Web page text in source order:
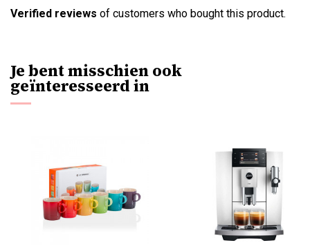
Verified reviews of customers who bought this product.
Je bent misschien ook
geïnteresseerd in